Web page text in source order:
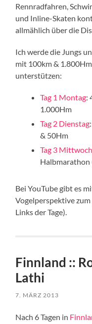
Rennradfahren,
und Inline-Skaten
allmählich über die
Ich werde die Jungs
mit 100km &
unterstützen:
Tag 1 Montag:
1.000Hm
Tag 2 Dienstag
& 50Hm
Tag 3 Mittwoch
Halbmarathon
Bei YouTube gibt es
Vogelperspektive
Links der Tage).
Finnland ::
Lathi
7. MÄRZ 2013
Nach 6 Tagen in